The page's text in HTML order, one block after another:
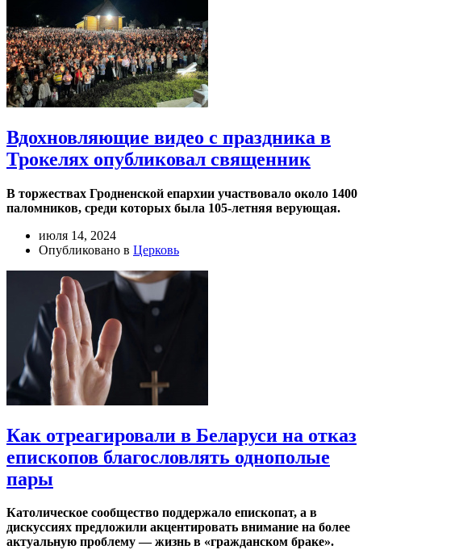
Вдохновляющие видео с праздника в
Трокелях опубликовал священник
В торжествах Гродненской епархии участвовало около 1400
паломников, среди которых была 105-летняя верующая.
июля 14, 2024
Опубликовано в Церковь
Как отреагировали в Беларуси на отказ
епископов благословлять однополые
пары
Католическое сообщество поддержало епископат, а в
дискуссиях предложили акцентировать внимание на более
актуальную проблему — жизнь в «гражданском браке».